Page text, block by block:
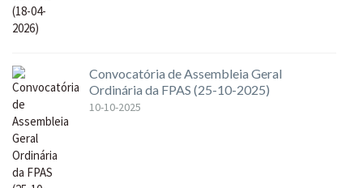
Convocatória de Assembleia Geral
Ordinária da FPAS (25-10-2025)
10-10-2025